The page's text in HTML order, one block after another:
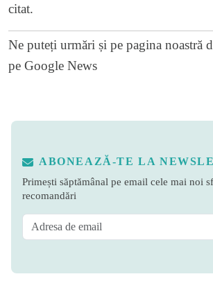
citat.
Ne puteți urmări și pe pagina noastră
pe Google News
ABONEAZĂ-TE LA
Primești săptămânal pe email cele mai noi
recomandări